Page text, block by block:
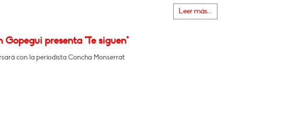
Leer más...
Gopegui presenta "Te siguen"
con la periodista Concha Monserrat